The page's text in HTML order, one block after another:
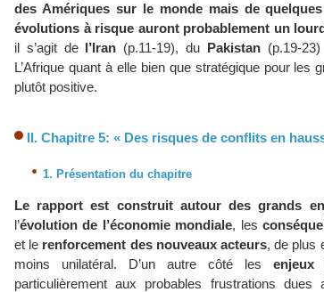
des Amériques sur le monde mais de
évolutions à risque auront probablement un
il s’agit de l’Iran (p.11-19), du Pakistan(p.19-
L’Afrique quant à elle bien que stratégique pour
plutôt positive.
II. Chapitre 5: « Des risques de conflits en
1. Présentation du chapitre
Le rapport est construit autour des grands
l’évolution de l’économie mondiale, les
et le renforcement des nouveaux acteurs, de plus
moins unilatéral. D’un autre côté les enjeux
particulièrement aux probables frustrations